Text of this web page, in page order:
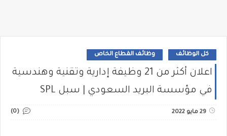
كل الوظائف وظائف القطاع الخاص
اعلان أكثر من 21 وظيفة إدارية وتقنية وهندسية
في مؤسسة البريد السعودي | سبل SPL
29 مايو 2022 (0)